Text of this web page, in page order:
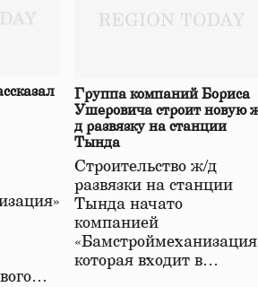
моста
Группа компаний Бориса
Ушеровича строит новую
д развязку на станции
Тында
Строительство ж/д
развязки на станции
Тында начато
компанией
которая входит в…